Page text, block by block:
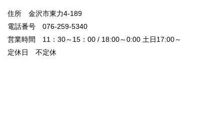
住所 金沢市東力4-189
電話番号 076-259-5340
営業時間 11：30～15：00 / 18:00～0:00 土日17:00～
定休日 不定休